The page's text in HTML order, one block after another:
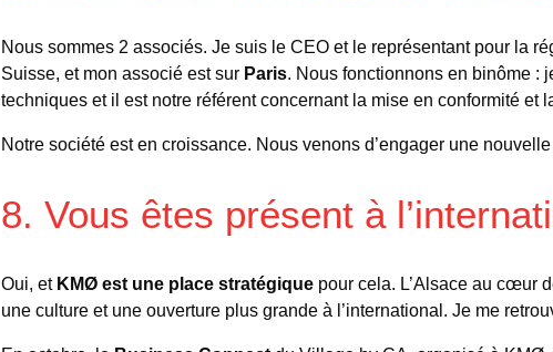
Nous sommes 2 associés. Je suis le CEO et le représentant pour la
Suisse, et mon associé est sur Paris. Nous fonctionnons en binôme :
techniques et il est notre référent concernant la mise en conformité et
Notre société est en croissance. Nous venons d’engager une
8. Vous êtes présent à
Oui, et KMØ est une place stratégique pour cela. L’Alsace au cœur
une culture et une ouverture plus grande à l’international. Je me